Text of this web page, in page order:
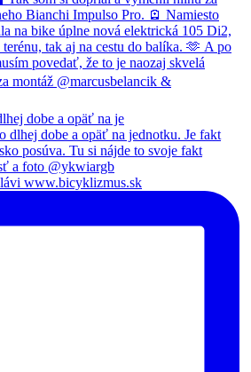
dobe a opäť na je
www.bicyklizmus.sk